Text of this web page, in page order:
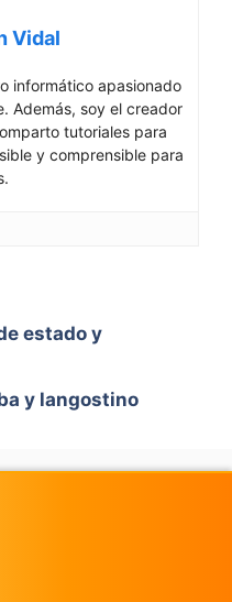
Vidal
informático apasionado
Además, soy el creador
tutoriales para
y comprensible para
estado y
y langostino